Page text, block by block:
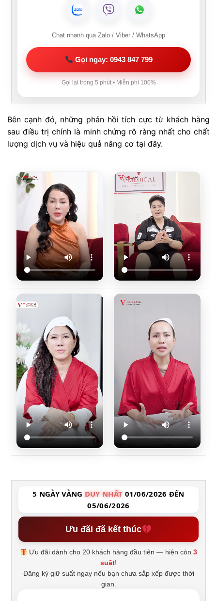
Chat nhanh qua Zalo / Viber / WhatsApp
Gọi ngay: 0943 847 799
Gọi lại trong 5 phút • Miễn phí 100%
Bên cạnh đó, những phản hồi tích cực từ khách hàng
sau điều trị chính là minh chứng rõ ràng nhất cho chất
lượng dịch vụ và hiệu quả nâng cơ tại đây.
5 NGÀY VÀNG DUY NHẤT 01/06/2026 ĐẾN
05/06/2026
Ưu đãi đã kết thúc
Ưu đãi dành cho 20 khách hàng đầu tiên — hiện còn3
suất!
Đăng ký giữ suất ngay nếu bạn chưa sắp xếp được thời
gian.